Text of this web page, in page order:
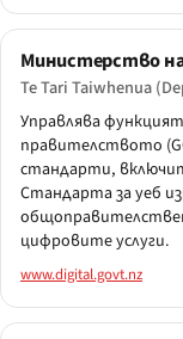
Министерство
Te Tari Taiwhenua
Управлява
правителството
стандарти,
Стандарта за уеб
цифровите услуги.
www.digital.govt.nz